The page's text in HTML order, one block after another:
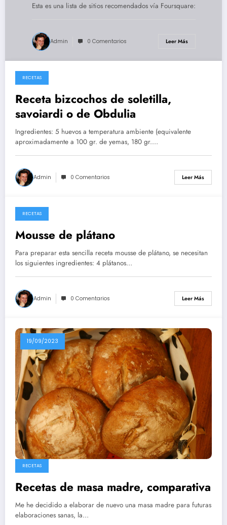
Esta es una lista de sitios recomendados vía Foursquare:
Admin 0 Comentarios Leer Más
26/05/2026
RECETAS
Receta bizcochos de soletilla,
savoiardi o de Obdulia
Ingredientes: 5 huevos a temperatura ambiente (equivalente
aproximadamente a 100 gr. de yemas, 180 gr.…
Admin 0 Comentarios Leer Más
14/05/2026
RECETAS
Mousse de plátano
Para preparar esta sencilla receta mousse de plátano, se necesitan
los siguientes ingredientes: 4 plátanos…
Admin 0 Comentarios Leer Más
19/09/2023
RECETAS
Recetas de masa madre, comparativa
Me he decidido a elaborar de nuevo una masa madre para futuras
elaboraciones sanas, la…